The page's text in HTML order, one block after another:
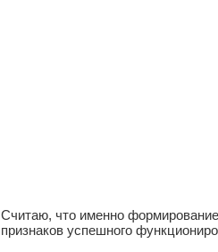
Считаю, что именно
признаков успешного